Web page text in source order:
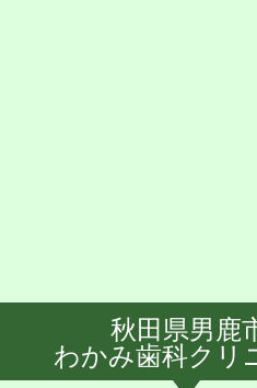
秋田県男鹿
わかみ歯科クリ